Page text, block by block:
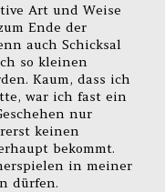
Art und Weise
Ende der
auch Schicksal
so kleinen
Kaum, dass ich
war ich fast ein
nur
keinen
bekommt.
in meiner
dürfen.